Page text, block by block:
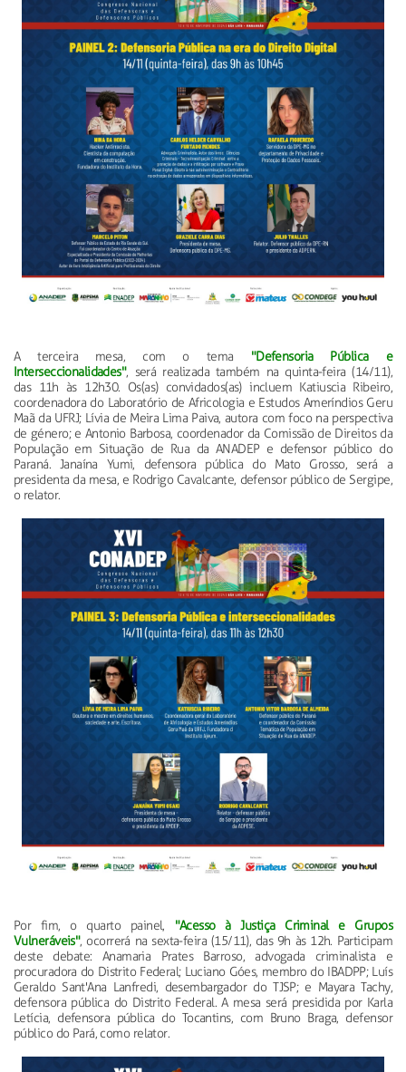
A terceira mesa, com o tema "Defensoria Pública e
Interseccionalidades", será realizada também na quinta-feira (14/11),
das 11h às 12h30. Os(as) convidados(as) incluem Katiuscia Ribeiro,
coordenadora do Laboratório de Africologia e Estudos Ameríndios Geru
Maã da UFRJ; Lívia de Meira Lima Paiva, autora com foco na perspectiva
de género; e Antonio Barbosa, coordenador da Comissão de Direitos da
População em Situação de Rua da ANADEP e defensor público do
Paraná. Janaína Yumi, defensora pública do Mato Grosso, será a
presidenta da mesa, e Rodrigo Cavalcante, defensor público de Sergipe,
o relator.
Por fim, o quarto painel, "Acesso à Justiça Criminal e Grupos
Vulneráveis", ocorrerá na sexta-feira (15/11), das 9h às 12h. Participam
deste debate: Anamaria Prates Barroso, advogada criminalista e
procuradora do Distrito Federal; Luciano Góes, membro do IBADPP; Luís
Geraldo Sant'Ana Lanfredi, desembargador do TJSP; e Mayara Tachy,
defensora pública do Distrito Federal. A mesa será presidida por Karla
Letícia, defensora pública do Tocantins, com Bruno Braga, defensor
público do Pará, como relator.